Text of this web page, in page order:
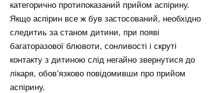
категорично протипоказаний прийом аспірину.
Якщо аспірин все ж був застосований, необхідно
следитиь за станом дитини, при появі
багаторазової блювоти, сонливості і скруті
контакту з дитиною слід негайно звернутися до
лікаря, обов’язково повідомивши про прийом
аспірину.